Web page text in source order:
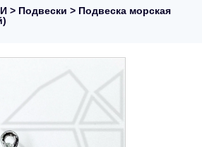
> Подвески > Подвеска морская